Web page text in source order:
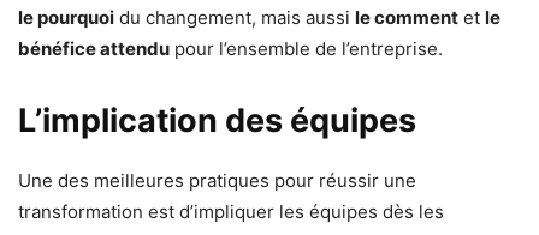
le pourquoi du changement, mais aussi le comment et le
bénéfice attendu pour l’ensemble de l’entreprise.
L’implication des équipes
Une des meilleures pratiques pour réussir une
transformation est d’impliquer les équipes dès les